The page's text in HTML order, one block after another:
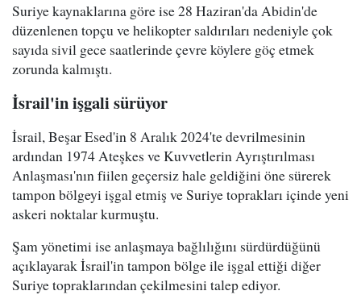
Suriye kaynaklarına göre ise 28 Haziran'da Abidin'de
düzenlenen topçu ve helikopter saldırıları nedeniyle çok
sayıda sivil gece saatlerinde çevre köylere göç etmek
zorunda kalmıştı.
İsrail'in işgali sürüyor
İsrail, Beşar Esed'in 8 Aralık 2024'te devrilmesinin
ardından 1974 Ateşkes ve Kuvvetlerin Ayrıştırılması
Anlaşması'nın fiilen geçersiz hale geldiğini öne sürerek
tampon bölgeyi işgal etmiş ve Suriye toprakları içinde yeni
askeri noktalar kurmuştu.
Şam yönetimi ise anlaşmaya bağlılığını sürdürdüğünü
açıklayarak İsrail'in tampon bölge ile işgal ettiği diğer
Suriye topraklarından çekilmesini talep ediyor.